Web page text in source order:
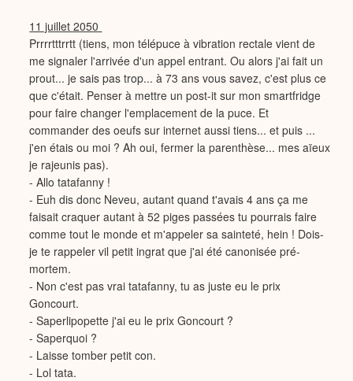
11 juillet 2050
Prrrrtttrrtt (tiens, mon télépuce à vibration rectale vient de
me signaler l'arrivée d'un appel entrant. Ou alors j'ai fait un
prout... je sais pas trop... à 73 ans vous savez, c'est plus ce
que c'était. Penser à mettre un post-it sur mon smartfridge
pour faire changer l'emplacement de la puce. Et
commander des oeufs sur internet aussi tiens... et puis ...
j'en étais ou moi ? Ah oui, fermer la parenthèse... mes aïeux
je rajeunis pas).
- Allo tatafanny !
- Euh dis donc Neveu, autant quand t'avais 4 ans ça me
faisait craquer autant à 52 piges passées tu pourrais faire
comme tout le monde et m'appeler sa sainteté, hein ! Dois-
je te rappeler vil petit ingrat que j'ai été canonisée pré-
mortem.
- Non c'est pas vrai tatafanny, tu as juste eu le prix
Goncourt.
- Saperlipopette j'ai eu le prix Goncourt ?
- Saperquoi ?
- Laisse tomber petit con.
- Lol tata.